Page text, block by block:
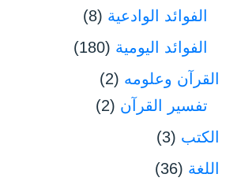
الفوائد الوادعية (8)
الفوائد اليومية (180)
القرآن وعلومه (2)
تفسير القرآن (2)
الكتب (3)
اللغة (36)